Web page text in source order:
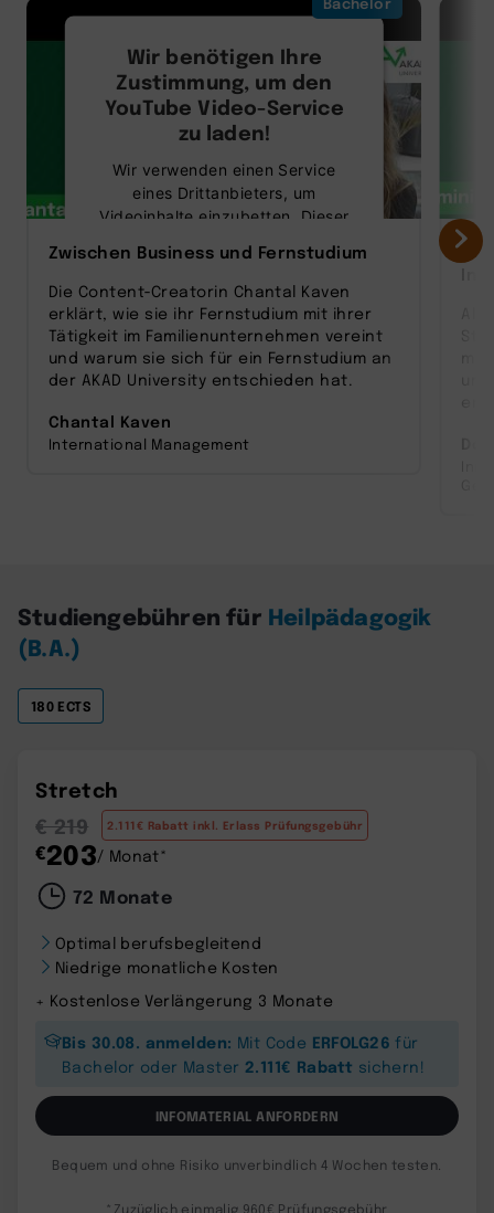
Wir benötigen Ihre
Zustimmung, um den
YouTube Video-Service
zu laden!
Wir verwenden einen Service
eines Drittanbieters, um
Videoinhalte einzubetten. Dieser
Aktivitäten sammeln. Bitte lesen
Sie die Details durch und stimmen
Sie der Nutzung des Service zu,
um dieses Video anzusehen.
Mehr Informationen
Zwischen Business und Fernstudium
Die Content‑Creatorin Chantal Kaven
erklärt, wie sie ihr Fernstudium mit ihrer
Tätigkeit im Familienunternehmen vereint
und warum sie sich für ein Fernstudium an
der AKAD University entschieden hat.
Chantal Kaven
International Management
Studiengebühren für Heilpädagogik
(B.A.)
180 ECTS
Stretch
€ 219
2.111€ Rabatt inkl. Erlass Prüfungsgebühr
€203/ Monat*
72 Monate
Optimal berufsbegleitend
Niedrige monatliche Kosten
+ Kostenlose Verlängerung 3 Monate
Bis 30.08. anmelden: Mit Code ERFOLG26 für
Bachelor oder Master 2.111€ Rabatt sichern!
INFOMATERIAL ANFORDERN
Bequem und ohne Risiko unverbindlich 4 Wochen testen.
*Zuzüglich einmalig 960€ Prüfungsgebühr